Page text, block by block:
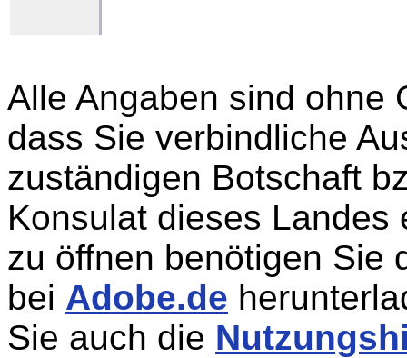
Alle Angaben sind ohne
dass Sie verbindliche
zuständigen Botschaft
Konsulat dieses Landes
zu öffnen benötigen Sie
bei Adobe.de
Sie auch die